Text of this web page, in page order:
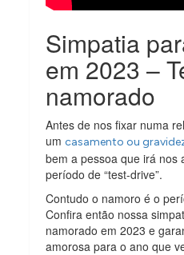
Simpatia
em 2023 –
namorado
Antes de nos fixar numa
umcasamento ou
bem a pessoa que irá nos
período de “test-drive”.
Contudo o namoro é o
Confira então nossa
namorado em 2023 e
amorosa para o ano que